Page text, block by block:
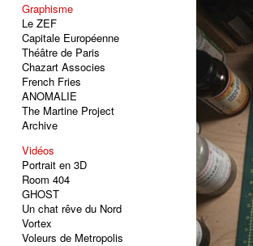
Graphisme
Le ZEF
Capitale Européenne
Théâtre de Paris
Chazart Associes
French Fries
ANOMALIE
The Martine Project
Archive
Vidéos
Portrait en 3D
Room 404
GHOST
Un chat rêve du Nord
Vortex
Voleurs de Metropolis